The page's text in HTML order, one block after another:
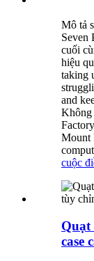
Mô tả
Seven
cuối
hiệu
taking
and
Không
Mount
cuộc
Quạt
case